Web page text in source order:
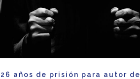
26 años de prisión para autor de